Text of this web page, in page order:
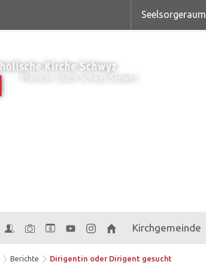
Seelsorgeraum
6 Kirchgemeinde
Berichte Dirigentin oder Dirigent gesucht